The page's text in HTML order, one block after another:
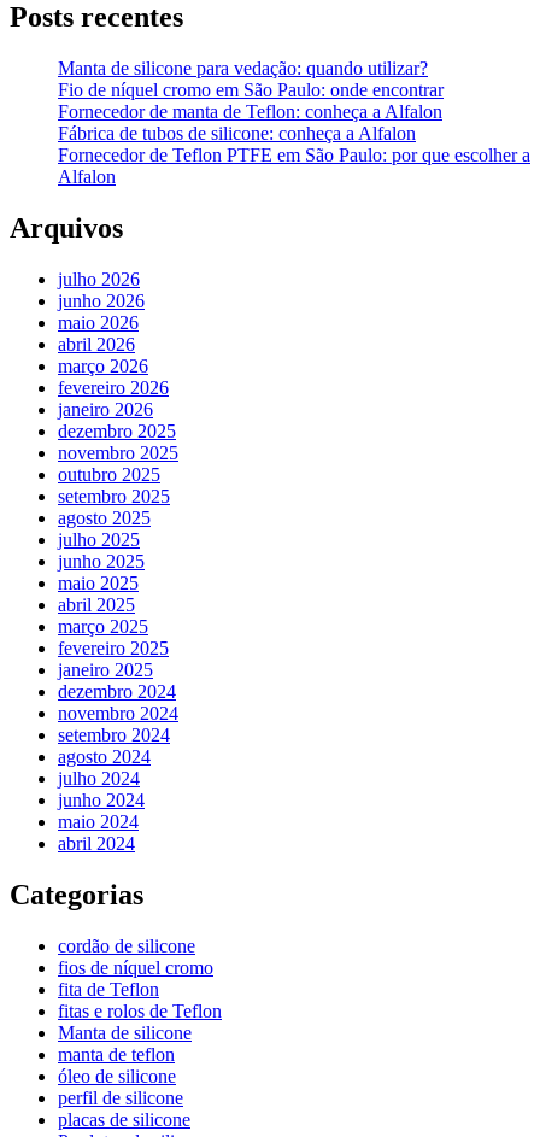
Posts recentes
Manta de silicone para vedação: quando utilizar?
Fio de níquel cromo em São Paulo: onde encontrar
Fornecedor de manta de Teflon: conheça a Alfalon
Fábrica de tubos de silicone: conheça a Alfalon
Fornecedor de Teflon PTFE em São Paulo: por que escolher a
Alfalon
Arquivos
julho 2026
junho 2026
maio 2026
abril 2026
março 2026
fevereiro 2026
janeiro 2026
dezembro 2025
novembro 2025
outubro 2025
setembro 2025
agosto 2025
julho 2025
junho 2025
maio 2025
abril 2025
março 2025
fevereiro 2025
janeiro 2025
dezembro 2024
novembro 2024
setembro 2024
agosto 2024
julho 2024
junho 2024
maio 2024
abril 2024
Categorias
cordão de silicone
fios de níquel cromo
fita de Teflon
fitas e rolos de Teflon
Manta de silicone
manta de teflon
óleo de silicone
perfil de silicone
placas de silicone